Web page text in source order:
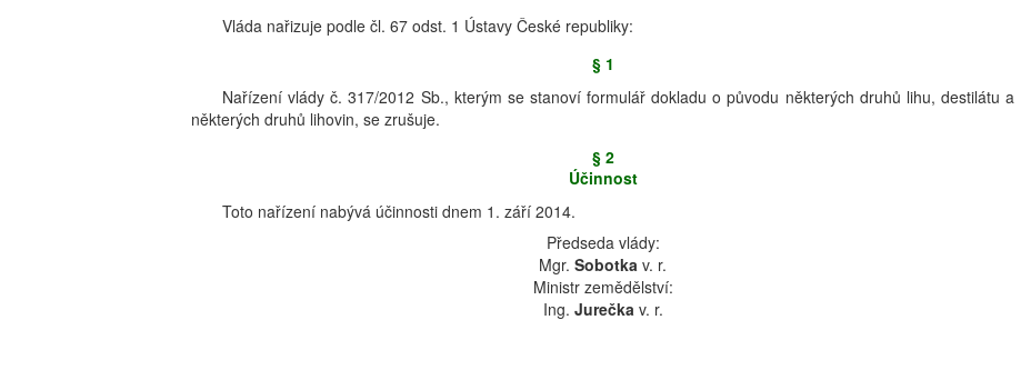
Vláda nařizuje podle čl. 67 odst. 1 Ústavy České republiky:
§ 1
Nařízení vlády č. 317/2012 Sb., kterým se stanoví formulář dokladu o původu některých druhů lihu, destilátu a
některých druhů lihovin, se zrušuje.
§ 2
Účinnost
Toto nařízení nabývá účinnosti dnem 1. září 2014.
Předseda vlády:
Mgr. Sobotka v. r.
Ministr zemědělství:
Ing. Jurečkav. r.